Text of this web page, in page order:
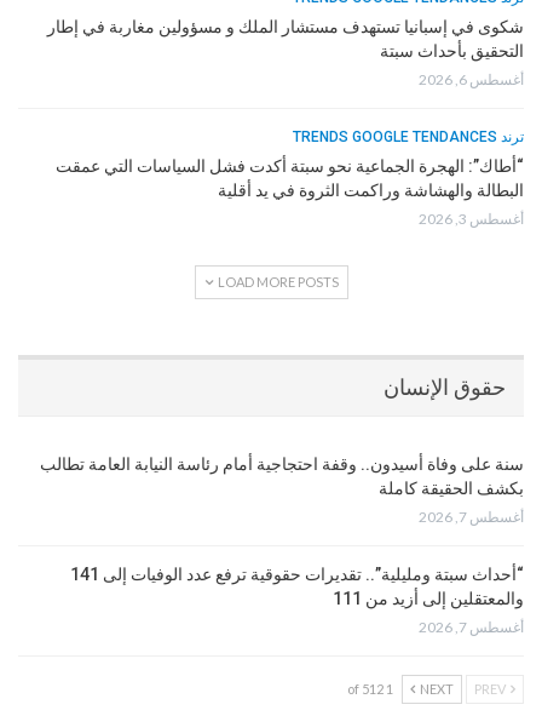
شكوى في إسبانيا تستهدف مستشار الملك و مسؤولين مغاربة في إطار
التحقيق بأحداث سبتة
أغسطس 6, 2026
ترند TRENDS GOOGLE TENDANCES
“أطاك”: الهجرة الجماعية نحو سبتة أكدت فشل السياسات التي عمقت
البطالة والهشاشة وراكمت الثروة في يد أقلية
أغسطس 3, 2026
LOAD MORE POSTS
حقوق الإنسان
سنة على وفاة أسيدون.. وقفة احتجاجية أمام رئاسة النيابة العامة تطالب
بكشف الحقيقة كاملة
أغسطس 7, 2026
“أحداث سبتة ومليلية”.. تقديرات حقوقية ترفع عدد الوفيات إلى 141
والمعتقلين إلى أزيد من 111
أغسطس 7, 2026
NEXT
1 of 512